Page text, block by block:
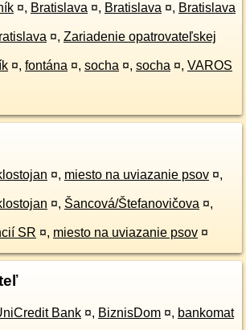
¤, Bratislava ¤, Bratislava ¤, Bratislava
¤, Zariadenie opatrovateľskej
¤, fontána ¤, socha ¤, socha ¤, VAROS
¤, miesto na uviazanie psov ¤,
¤, Šancová/Štefanovičova ¤,
SR ¤, miesto na uviazanie psov ¤
Bank ¤, BiznisDom ¤, bankomat